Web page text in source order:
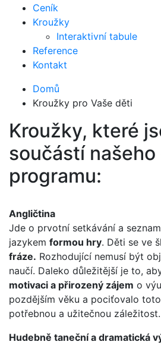
Ceník
Kroužky
Interaktivní tabule
Reference
Kontakt
Domů
Kroužky pro Vaše děti
Kroužky, které
součástí
programu:
Angličtina
Jde o prvotní setkávání a
jazykem formou hry. Děti se ve
fráze. Rozhodující nemusí být
naučí. Daleko důležitější je to,
motivaci a přirozený zájem o
pozdějším věku a pociťovalo
potřebnou a užitečnou záležitost.
Hudebně taneční a dramatická